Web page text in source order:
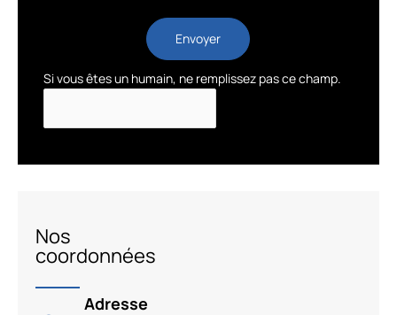
Envoyer
Si vous êtes un humain, ne remplissez pas ce champ.
Nos
coordonnées
Adresse